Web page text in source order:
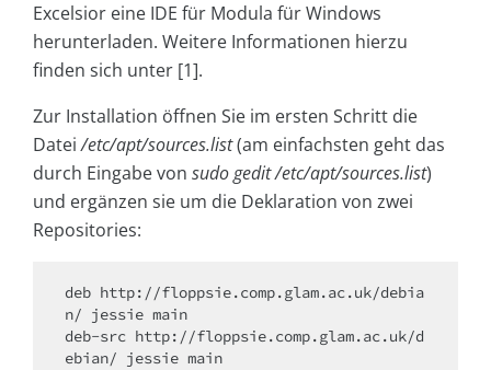
Excelsior eine IDE für Modula für Windows
herunterladen. Weitere Informationen hierzu
finden sich unter [1].
Zur Installation öffnen Sie im ersten Schritt die
Datei/etc/apt/sources.list(am einfachsten geht das
durch Eingabe von sudo gedit /etc/apt/sources.list)
und ergänzen sie um die Deklaration von zwei
Repositories:
deb http://floppsie.comp.glam.ac.uk/debia
n/ jessie main
deb-src http://floppsie.comp.glam.ac.uk/d
ebian/ jessie main